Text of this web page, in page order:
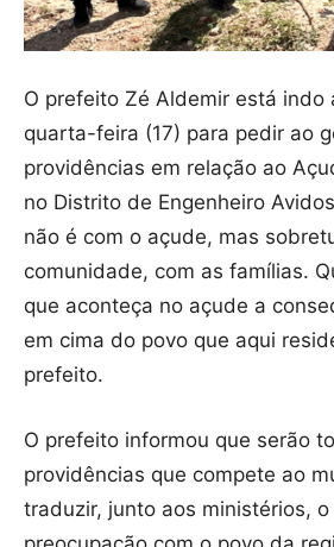
O prefeito Zé Aldemir está indo
quarta-feira (17) para pedir ao
providências em relação ao
no Distrito de Engenheiro
não é com o açude, mas
comunidade, com as famílias.
que aconteça no açude a
em cima do povo que aqui
prefeito.
O prefeito informou que serão
providências que compete ao
traduzir, junto aos ministérios,